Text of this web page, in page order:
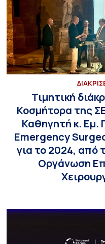
Τιμητική
Κοσμήτορα της
Καθηγητή κ. Εμ.
Emergency
για το 2024, από
Οργάνωση